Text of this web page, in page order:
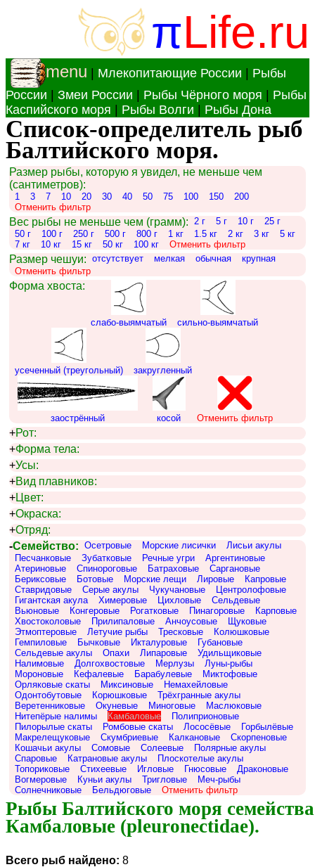
πLife.ru
menu Млекопитающие России
Рыбы
России
Змеи России Рыбы Чёрного моря
Рыбы
Каспийского моря
Рыбы Волги Рыбы Дона
Список-определитель рыб
Балтийского моря.
Размер рыбы, которую я увидел, не меньше чем
(сантиметров):
1 3 7 10 20 30 40 50 75 100 150
200
Отменить фильтр
Вес рыбы не меньше чем (грамм): 2 г 5 г 10 г
25 г
50 г
100 г 250 г 500 г 800 г 1 кг 1.5 кг 2 кг 3 кг
5 кг
7 кг
10 кг 15 кг 50 кг 100 кг Отменить фильтр
Размер чешуи: отсутствует мелкая обычная
крупная
Отменить фильтр
Форма хвоста:
слабо-выямчатый сильно-выямчатый
усеченный (треугольный) закругленный
заострённый косой Отменить фильтр
+Рот:
+Форма тела:
+Усы:
+Вид плавников:
+Цвет:
+Окраска:
+Отряд:
-Семейство: Осетровые Морские лисички
Лисьи акулы
Песчанковые
Зубатковые Речные угри
Аргентиновые
Атериновые
Спинороговые Батраховые
Саргановые
Бериксовые
Ботовые Морские лещи Лировые
Капровые
Ставридовые
Серые акулы Чукучановые
Центролофовые
Гигантская акула
Химеровые Цихловые
Сельдевые
Вьюновые
Конгеровые Рогатковые Пинагоровые
Карповые
Хвостоколовые
Прилипаловые Анчоусовые
Щуковые
Этмоптеровые
Летучие рыбы Тресковые
Колюшковые
Гемпиловые
Бычковые Икталуровые
Губановые
Сельдевые акулы
Опахи Липаровые
Удильщиковые
Налимовые
Долгохвостовые Мерлузы
Луны-рыбы
Мороновые
Кефалевые Барабулевые
Миктофовые
Орляковые скаты
Миксиновые
Немахейловые
Одонтобутовые
Корюшковые
Трёхгранные акулы
Веретенниковые
Окуневые Миноговые
Маслюковые
Нитепёрые налимы
Камбаловые
Полиприоновые
Пилорылые скаты
Ромбовые скаты Лососёвые
Горбылёвые
Макрелещуковые
Скумбриевые Калкановые
Скорпеновые
Кошачьи акулы
Сомовые Солеевые
Полярные акулы
Спаровые
Катрановые акулы
Плоскотелые акулы
Топориковые
Стихеевые Игловые Гнюсовые
Драконовые
Вогмеровые
Куньи акулы Тригловые
Меч-рыбы
Солнечниковые
Бельдюговые Отменить фильтр
Рыбы Балтийского моря семейства
Камбаловые (pleuronectidae).
Всего рыб найдено: 8